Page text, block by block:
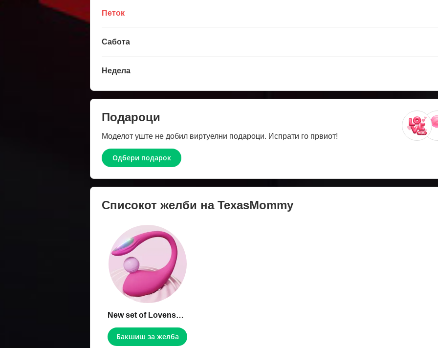
Петок
Сабота
Недела
Подароци
Моделот уште не добил виртуелни подароци. Испрати го првиот!
Одбери подарок
Списокот желби на TexasMommy
New set of Lovense toys
Бакшиш за желба